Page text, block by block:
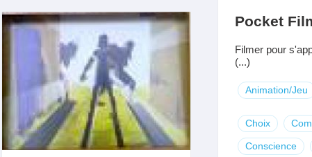
Pocket
Filmer pour
(...)
Animation/Jeu
Choix
Conscience